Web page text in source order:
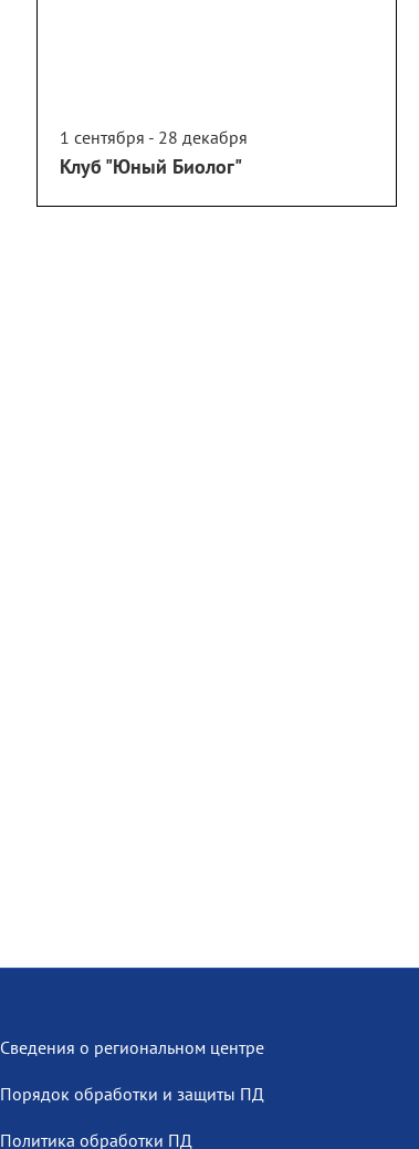
1 сентября - 28 декабря
Клуб "Юный Биолог"
Сведения о региональном центре
Порядок обработки и защиты ПД
Политика обработки ПД